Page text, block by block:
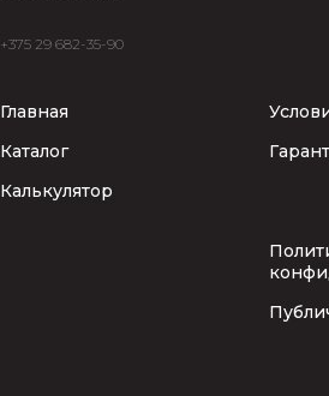
+375 29 682-35-90
Главная
Каталог
Калькулятор